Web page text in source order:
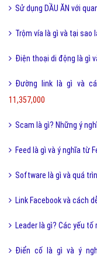
Sử dụng DẦU ĂN với
Trộm vía là gì và tại sao
Điện thoại di động là gì
Đường link là gì và
11,357,000
Scam là gì? Những ý
Feed là gì và ý nghĩa từ
Software là gì và quá
Link Facebook và cách
Leader là gì? Các yếu tố
Điển cố là gì và ý